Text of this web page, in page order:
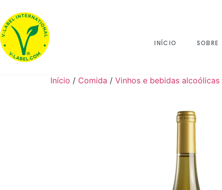
INÍCIO SOBRE
Início / Comida / Vinhos e bebidas alcoólicas